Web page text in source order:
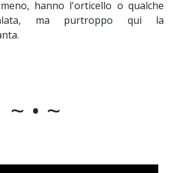
hanno l'orticello o qualche
ma purtroppo qui la
~ • ~